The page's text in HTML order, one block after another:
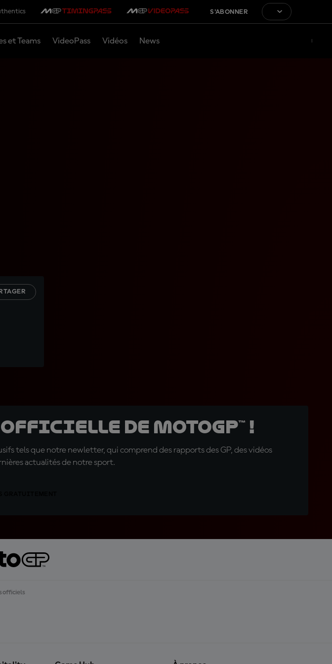
S'ABONNER
et Teams VideoPass Vidéos News
de MotoGP™ !
tels que notre newletter, qui comprend des rapports des GP, des vidéos
actualités de notre sport.
officiels